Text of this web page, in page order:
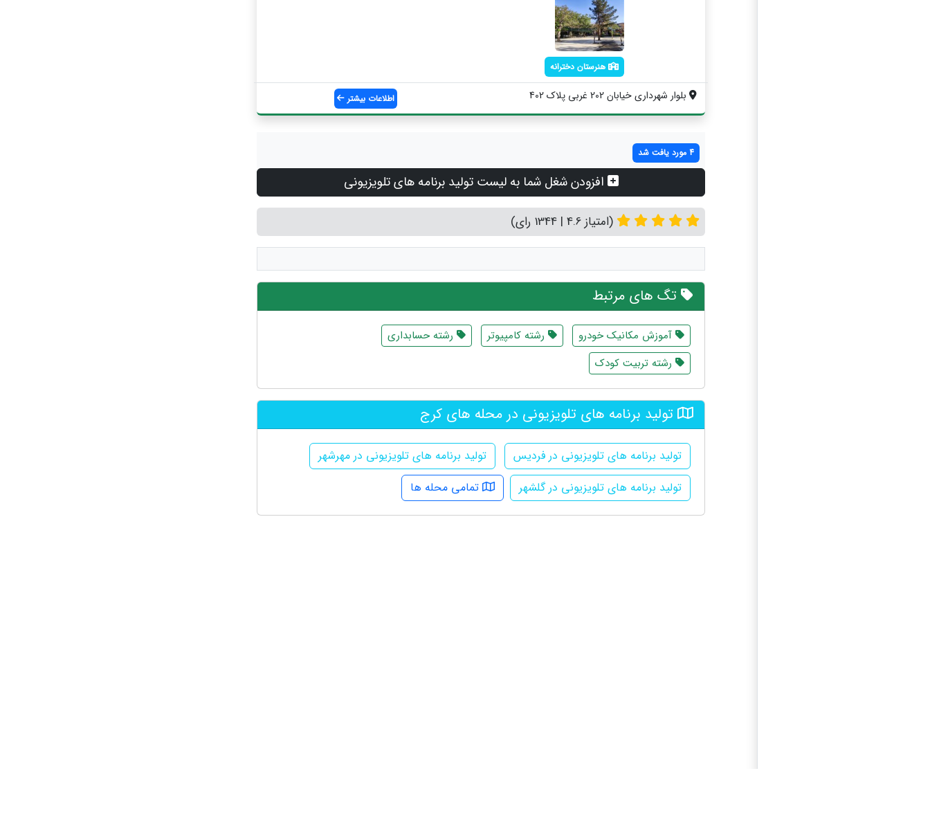
هنرستان دخترانه
بلوار شهرداری خیابان 202 غربی پلاک 402 اطلاعات بیشتر
4 مورد یافت شد
افزودن شغل شما به لیست تولید برنامه های تلویزیونی
(امتیاز 4.6 | 1344 رای)
تگ های مرتبط
آموزش مکانیک خودرو رشته کامپیوتر
رشته حسابداری
رشته تربیت کودک
تولید برنامه های تلویزیونی در محله های کرج
تولید برنامه های تلویزیونی در فردیس
تولید برنامه های تلویزیونی در مهرشهر
تولید برنامه های تلویزیونی در گلشهر
تمامی محله ها